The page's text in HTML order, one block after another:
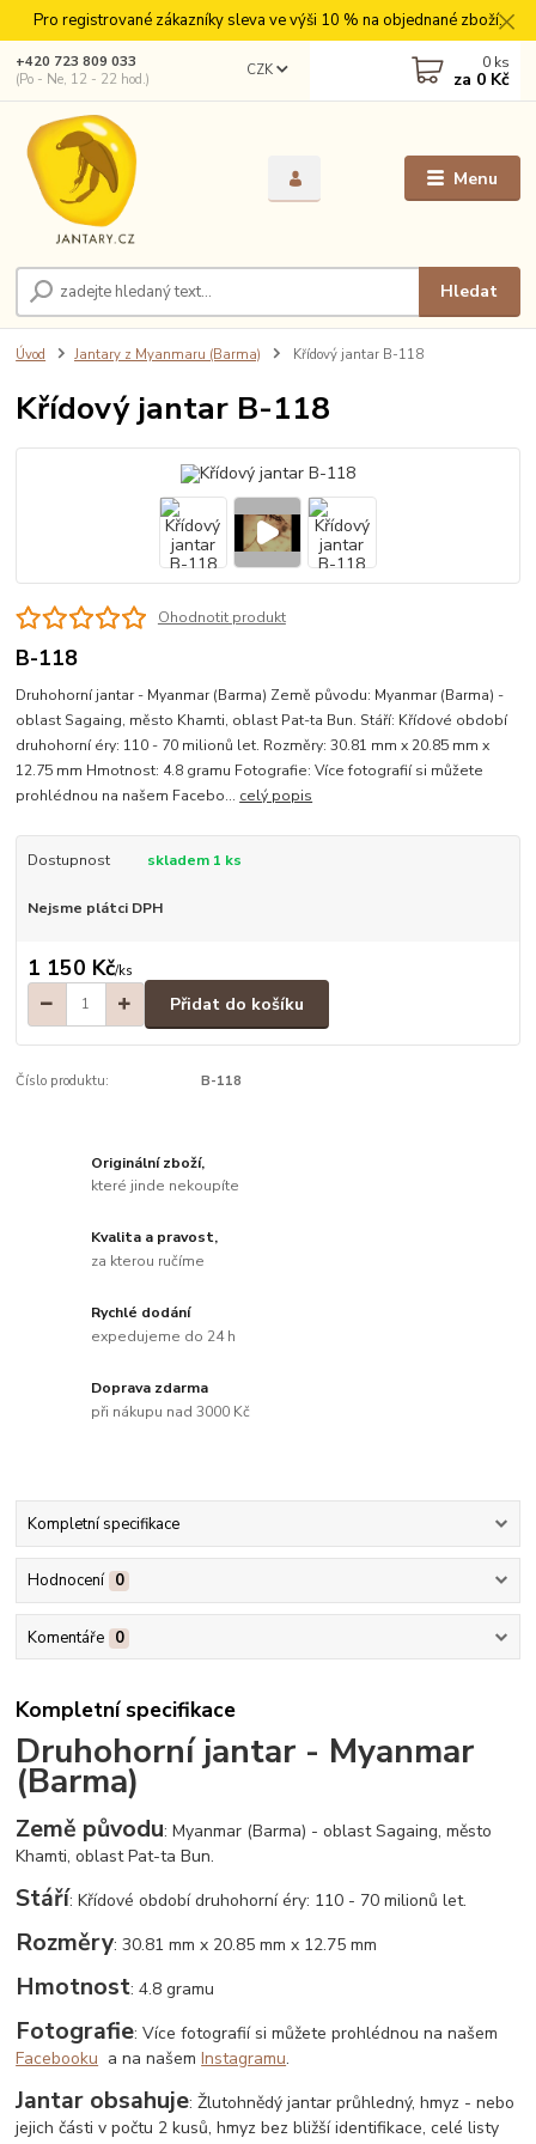
Pro registrované zákazníky sleva ve výši 10 % na objednané zboží.
Menu
CZK
Hledat
+420 723 809 033
(Po - Ne, 12 - 22 hod.)
0 ks
za 0 Kč
Úvod Jantary z Myanmaru (Barma) Křídový jantar B-118
Křídový jantar B-118
Ohodnotit produkt
B-118
Druhohorní jantar - Myanmar (Barma) Země původu: Myanmar (Barma) -
oblast Sagaing, město Khamti, oblast Pat-ta Bun. Stáří: Křídové období
druhohorní éry: 110 - 70 milionů let. Rozměry: 30.81 mm x 20.85 mm x
12.75 mm Hmotnost: 4.8 gramu Fotografie: Více fotografií si můžete
prohlédnou na našem Facebo... celý popis
Dostupnost skladem 1 ks
Nejsme plátci DPH
1 150 Kč/ks
Přidat do košíku
Číslo produktu: B-118
Originální zboží,
které jinde nekoupíte
Kvalita a pravost,
za kterou ručíme
Rychlé dodání
expedujeme do 24 h
Doprava zdarma
při nákupu nad 3000 Kč
Kompletní specifikace
Hodnocení 0
Komentáře 0
Kompletní specifikace
Druhohorní jantar - Myanmar
(Barma)
Země původu: Myanmar (Barma) - oblast Sagaing, město
Khamti, oblast Pat-ta Bun.
Stáří: Křídové období druhohorní éry: 110 - 70 milionů let.
Rozměry: 30.81 mm x 20.85 mm x 12.75 mm
Hmotnost: 4.8 gramu
Fotografie: Více fotografií si můžete prohlédnou na našem
Facebooku a na našemInstagramu.
Jantar obsahuje: Žlutohnědý jantar průhledný, hmyz - nebo
jejich části v počtu 2 kusů, hmyz bez bližší identifikace, celé listy